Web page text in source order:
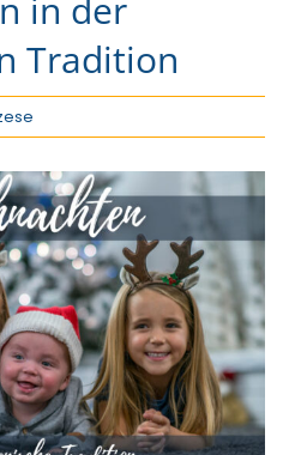
in der
Tradition